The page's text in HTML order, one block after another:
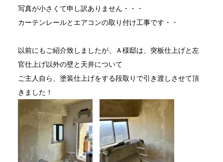
写真が小さくて申し訳ありません・・・
カーテンレールとエアコンの取り付け工事です・・
以前にもご紹介致しましたが、Ａ様邸は、突板仕上げと左
官仕上げ以外の壁と天井について
ご主人自ら、塗装仕上げをする段取りで引き渡しさせて頂
きました！